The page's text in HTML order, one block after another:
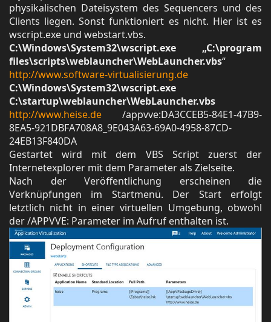
physikalischen Dateisystem des Sequencers und des
Clients liegen. Sonst funktioniert es nicht. Hier ist es
wscript.exe und webstart.vbs.
C:\Windows\System32\wscript.exe „C:\program
files\scripts\weblauncher\WebLauncher.vbs“
http://www.software-virtualisierung.de
C:\Windows\System32\wscript.exe
C:\startup\weblauncher\WebLauncher.vbs
http://www.heise.de /appvve:DA3CCEB5-84E1-47B9-
8EA5-921DBFA708A8_9E043A63-69A0-4958-87CD-
24EB13F840DA
Gestartet wird mit dem VBS Script zuerst der
Internetexplorer mit dem Parameter als Zielseite.
Nach der Veröffentlichung erscheinen die
Verknüpfungen im Startmenü. Der Start erfolgt
letztlich nicht in einer virtuellen Umgebung, obwohl
der /APPVVE: Parameter im Aufruf enthalten ist.